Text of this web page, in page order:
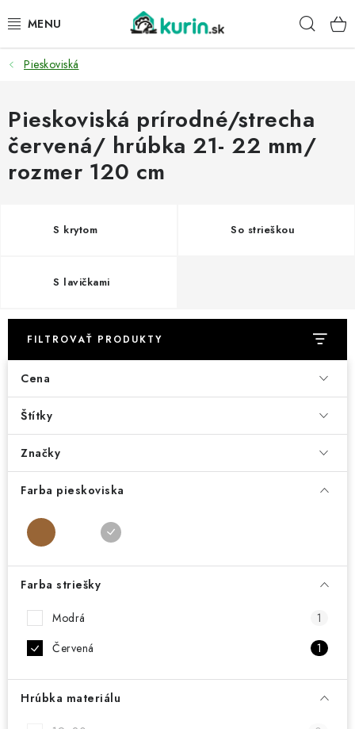
na
PRE HYDINU
PRE PSY
PRE ZAJACE
ZÁHRADA
DOMÁCI WELLNESS
PRE VTÁKY
DARČEKOVÝ POUKAZ
Náš príbeh od začiatku Doprava Kontakt
Blog
Hodnotenie obchodu
Vrátenie, výmena tovaru
Pieskoviská
Pieskoviská prírodné/strecha
červená/ hrúbka 21- 22 mm/
rozmer 120 cm
S krytom So strieškou
S lavičkami
FILTROVAŤ PRODUKTY
Cena
Štítky
Značky
Farba pieskoviska
Farba striešky
Modrá
1
Červená
1
Hrúbka materiálu